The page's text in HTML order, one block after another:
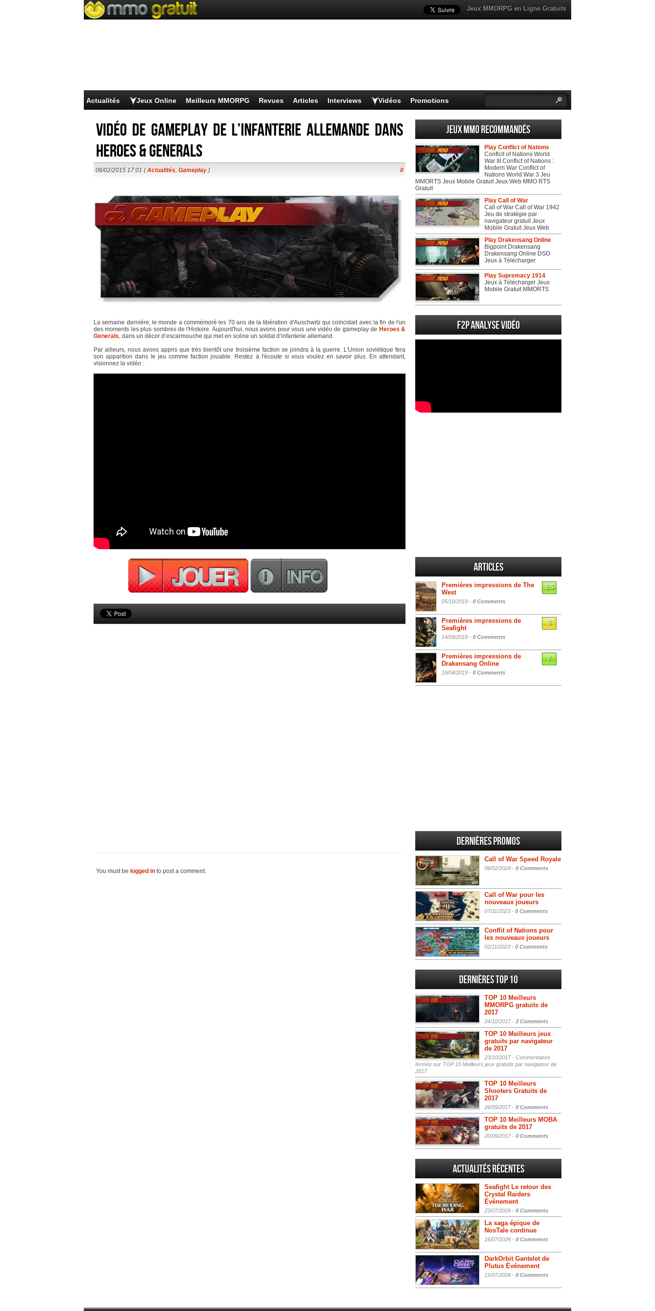
Jeux MMORPG en Ligne Gratuits
Actualités Jeux Online Meilleurs MMORPG Revues Articles Interviews Vidéos Promotions
Vidéo de gameplay de l’infanterie allemande dans
Heroes & Generals
06/02/2015 17:01 (Actualités, Gameplay ) 0
La semaine dernière, le monde a commémoré les 70 ans de la libération d'Auschwitz qui coïncidait avec la fin de l'un
des moments les plus sombres de l'Histoire. Aujourd'hui, nous avons pour vous une vidéo de gameplay de Heroes &
Generals, dans un décor d’escarmouche qui met en scène un soldat d’infanterie allemand.
Par ailleurs, nous avons appris que très bientôt une troisième faction se joindra à la guerre. L'Union soviétique fera
son apparition dans le jeu comme faction jouable. Restez à l'écoute si vous voulez en savoir plus. En attendant,
visionnez la vidéo :
You must be logged in to post a comment.
Jeux MMO recommandés
Play Conflict of Nations
Conflcit of Nations World
War III Conflict of Nations :
Modern War Conflict of
Nations World War 3 Jeu
MMORTS Jeux Mobile Gratuit Jeux Web MMO RTS
Gratuit
Play Call of War
Call of War Call of War 1942
Jeu de stratégie par
navigateur gratuit Jeux
Mobile Gratuit Jeux Web
Play Drakensang Online
Bigpoint Drakensang
Drakensang Online DSO
Jeux à Télécharger
Play Supremacy 1914
Jeux à Télécharger Jeux
Mobile Gratuit MMORTS
F2P Analyse vidéo
Articles
Premières impressions de The
West
05/10/2019 - 0 Comments
6.5
Premières impressions de
Seafight
14/09/2019 - 0 Comments
5
Premières impressions de
Drakensang Online
19/04/2019 - 0 Comments
7
Dernières promos
Call of War Speed Royale
06/02/2024 - 0 Comments
Call of War pour les
nouveaux joueurs
07/11/2023 - 0 Comments
Conflit of Nations pour
les nouveaux joueurs
02/11/2023 - 0 Comments
Dernières Top 10
TOP 10 Meilleurs
MMORPG gratuits de
2017
24/10/2017 - 2 Comments
TOP 10 Meilleurs jeux
gratuits par navigateur
de 2017
23/10/2017 - Commentaires
fermés sur TOP 10 Meilleurs jeux gratuits par navigateur de
2017
TOP 10 Meilleurs
Shooters Gratuits de
2017
26/09/2017 - 0 Comments
TOP 10 Meilleurs MOBA
gratuits de 2017
20/09/2017 - 0 Comments
Actualités Récentes
Seafight Le retour des
Crystal Raiders
Événement
23/07/2026 - 0 Comments
La saga épique de
NosTale continue
16/07/2026 - 0 Comments
DarkOrbit Gantelet de
Plutus Événement
15/07/2026 - 0 Comments